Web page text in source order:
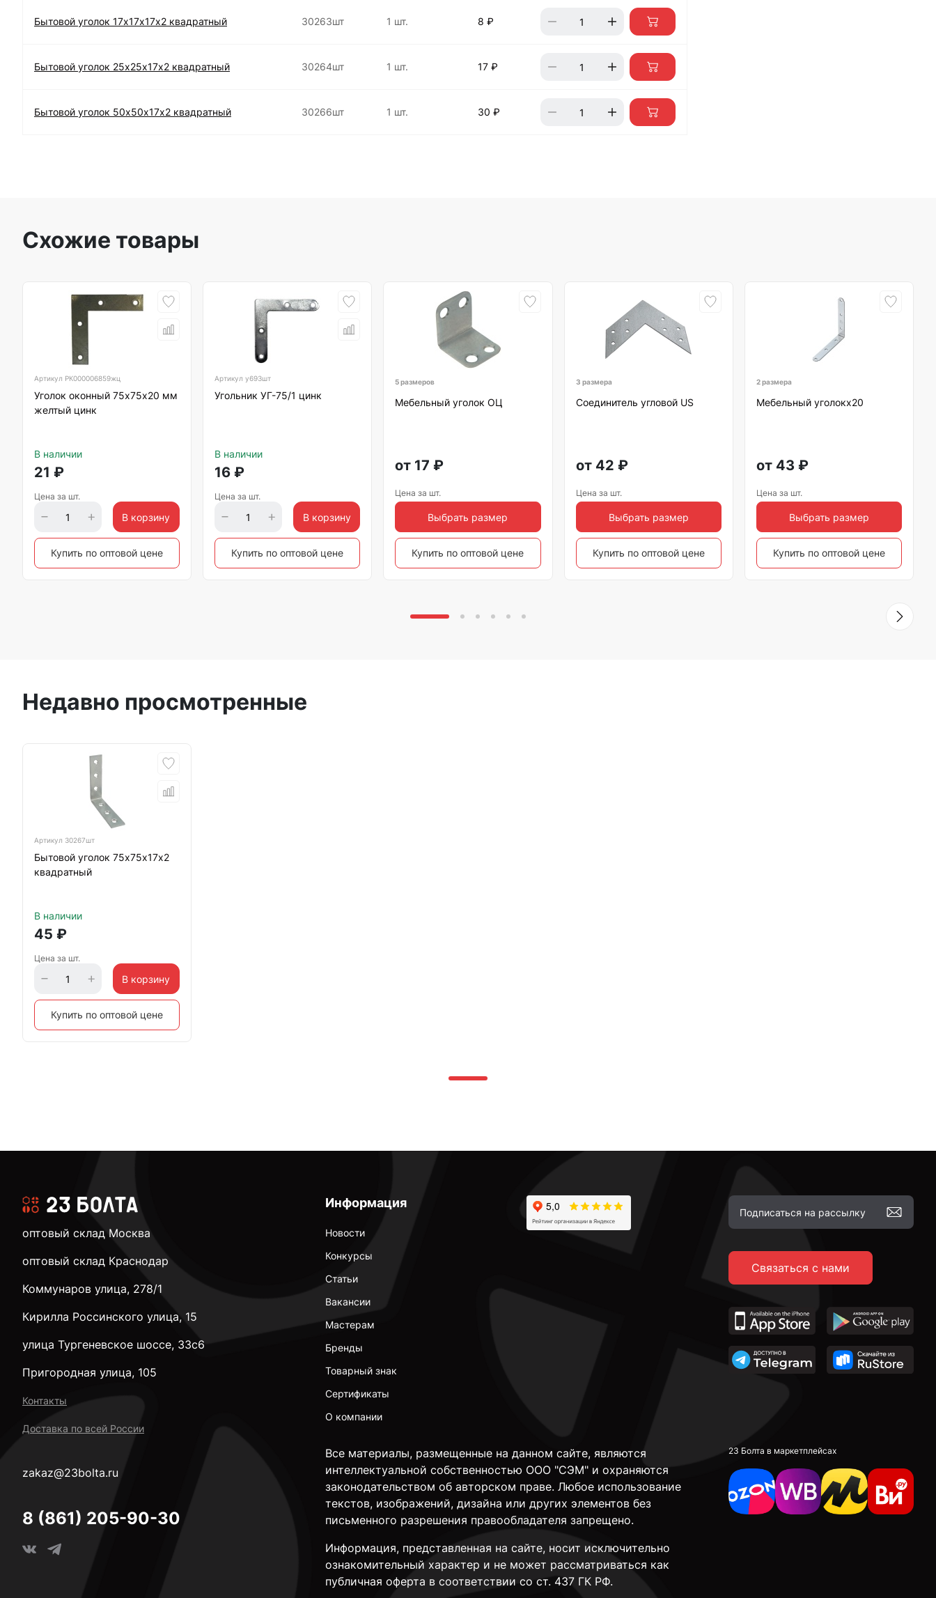
Бытовой уголок 17х17х17х2 квадратный 30263шт 1 шт. 8 ₽
Бытовой уголок 25х25х17х2 квадратный 30264шт 1 шт. 17 ₽
Бытовой уголок 50х50х17х2 квадратный 30266шт 1 шт. 30 ₽
Схожие товары
Артикул РК000006859жц
Уголок оконный 75х75х20 мм
желтый цинк
В наличии
21 ₽
Цена за шт.
В корзину
Купить по оптовой цене
Артикулу693шт
Угольник УГ-75/1 цинк
В наличии
16 ₽
Цена за шт.
В корзину
Купить по оптовой цене
5 размеров
Мебельный уголок ОЦ
от 17 ₽
Цена за шт.
Выбрать размер
Купить по оптовой цене
3 размера
Соединитель угловой US
от 42 ₽
Цена за шт.
Выбрать размер
Купить по оптовой цене
2 размера
Мебельный уголокх20
от 43 ₽
Цена за шт.
Выбрать размер
Купить по оптовой цене
Недавно просмотренные
Артикул 30267шт
Бытовой уголок 75х75х17х2
квадратный
В наличии
45 ₽
Цена за шт.
В корзину
Купить по оптовой цене
Информация
Новости
Конкурсы
Статьи
Вакансии
Мастерам
Бренды
Товарный знак
Сертификаты
О компании
Связаться с нами
Все материалы, размещенные на данном сайте, являются
интеллектуальной собственностью ООО "СЭМ" и охраняются
законодательством об авторском праве. Любое использование
текстов, изображений, дизайна или других элементов без
письменного разрешения правообладателя запрещено.
Информация, представленная на сайте, носит исключительно
ознакомительный характер и не может рассматриваться как
публичная оферта в соответствии со ст. 437 ГК РФ.
23 Болта в маркетплейсах
оптовый склад Москва
оптовый склад Краснодар
Коммунаров улица, 278/1
Кирилла Россинского улица, 15
улица Тургеневское шоссе, 33с6
Пригородная улица, 105
Контакты
Доставка по всей России
zakaz@23bolta.ru
8 (861) 205-90-30